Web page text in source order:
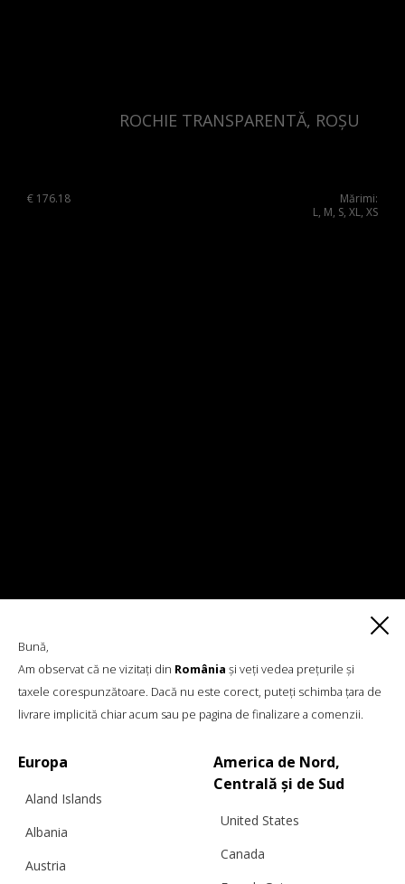
ROCHIE TRANSPARENTĂ, ROȘU
€ 176.18
Mărimi:
L, M, S, XL, XS
ROCHIE TRICOTATĂ DE PRIMĂVARĂ,
€299.96
Bună,
Am observat că ne vizitați din România și veți vedea prețurile și
taxele corespunzătoare. Dacă nu este corect, puteți schimba țara de
livrare implicită chiar acum sau pe pagina de finalizare a comenzii.
Europa
Aland Islands
Albania
Austria
America de Nord,
Centrală și de Sud
United States
Canada